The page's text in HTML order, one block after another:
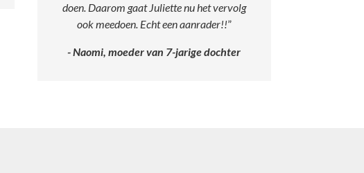
doen. Daarom gaat Juliette nu het vervolg
ook meedoen. Echt een aanrader!!”
- Naomi, moeder van 7-jarige dochter